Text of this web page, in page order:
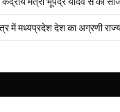
में मध्यप्रदेश देश का अग्रणी